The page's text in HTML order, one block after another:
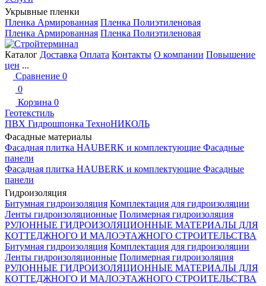
Укрывные пленки
Пленка Армированная Пленка Полиэтиленовая
Пленка Армированная Пленка Полиэтиленовая
Каталог Доставка Оплата Контакты О компании Повышение
цен ...
Сравнение 0
0
Корзина 0
Геотекстиль
ПВХ Гидрошпонка ТехноНИКОЛЬ
Фасадные материалы
Фасадная плитка HAUBERK и комплектующие Фасадные
панели
Фасадная плитка HAUBERK и комплектующие Фасадные
панели
Гидроизоляция
Битумная гидроизоляция Комплектация для гидроизоляции
Ленты гидроизоляционные Полимерная гидроизоляция
РУЛОННЫЕ ГИДРОИЗОЛЯЦИОННЫЕ МАТЕРИАЛЫ ДЛЯ
КОТТЕДЖНОГО И МАЛОЭТАЖНОГО СТРОИТЕЛЬСТВА
Битумная гидроизоляция Комплектация для гидроизоляции
Ленты гидроизоляционные Полимерная гидроизоляция
РУЛОННЫЕ ГИДРОИЗОЛЯЦИОННЫЕ МАТЕРИАЛЫ ДЛЯ
КОТТЕДЖНОГО И МАЛОЭТАЖНОГО СТРОИТЕЛЬСТВА